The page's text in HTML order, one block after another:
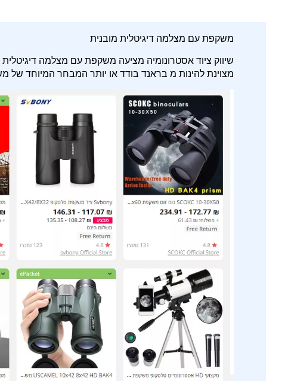
משקפת עם מצלמה דיגיטלית מובנית
שיווק ציוד אסטרונומיה מציעה משקפת עם מצלמה דיגיטלית
מצוינת להינות מ בראנד בודד או יותר המבחר המיוחד